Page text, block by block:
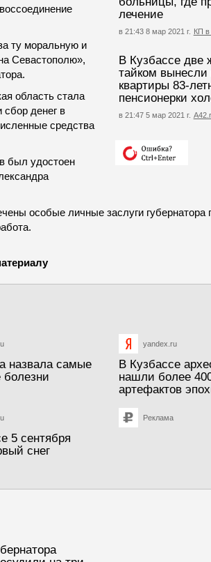
лечение
в 21:43 8 мар 2021 г. КП в
В Кузбассе две
тайком вынесли
квартиры 83-
пенсионерки
в 21:47 5 мар 2021 г.
ту моральную и
Севастополю»,
область стала
сбор денег в
средства
был удостоен
особые личные заслуги губернатора
назвала самые
yandex.ru
В Кузбассе
нашли более
артефактов
5 сентября
снег
Реклама